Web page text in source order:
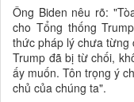
Ông Biden nêu rõ:
cho Tổng thống
thức pháp lý chưa từng
Trump đã bị từ chối,
ấy muốn. Tôn trọng ý
chủ của chúng ta".